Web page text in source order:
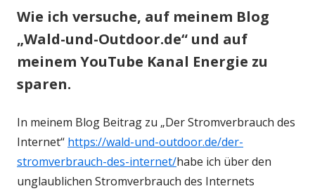
Wie ich versuche, auf meinem Blog
„Wald-und-Outdoor.de“ und auf
meinem YouTube Kanal Energie zu
sparen.
In meinem Blog Beitrag zu „Der Stromverbrauch des
Internet“ https://wald-und-outdoor.de/der-
stromverbrauch-des-internet/habe ich über den
unglaublichen Stromverbrauch des Internets